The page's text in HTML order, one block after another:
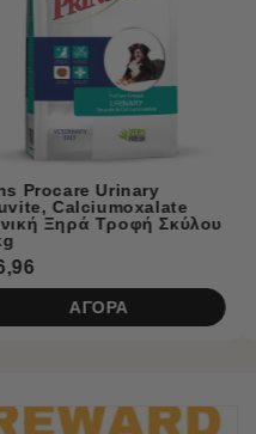
Prins Procare Adult
Hypoallergic Ψυχρής
Έκθλιψης Ξηρά
ΑΓΟΡΑ